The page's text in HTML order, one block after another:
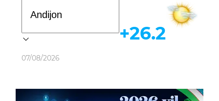
Ob-havo
07/08/2026
+26.2